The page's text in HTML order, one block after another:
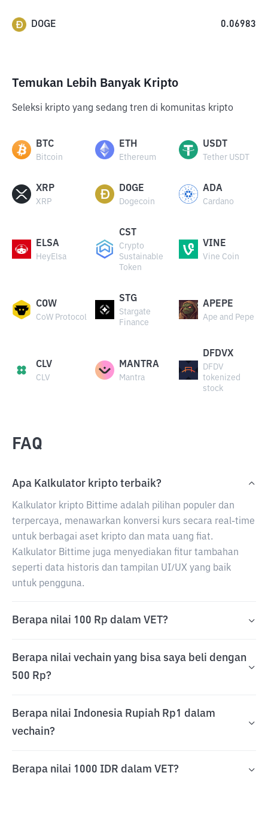
DOGE 0.06983
Temukan Lebih Banyak Kripto
Seleksi kripto yang sedang tren di komunitas kripto
BTC
Bitcoin
ETH
Ethereum
USDT
Tether USDT
XRP
XRP
DOGE
Dogecoin
ADA
Cardano
ELSA
HeyElsa
CST
Crypto
Sustainable
Token
VINE
Vine Coin
COW
CoW Protocol
STG
Stargate
Finance
APEPE
Ape and Pepe
CLV
CLV
MANTRA
Mantra
DFDVX
DFDV
tokenized
stock
FAQ
Apa Kalkulator kripto terbaik?
Kalkulator kripto Bittime adalah pilihan populer dan
terpercaya, menawarkan konversi kurs secara real-time
untuk berbagai aset kripto dan mata uang fiat.
Kalkulator Bittime juga menyediakan fitur tambahan
seperti data historis dan tampilan UI/UX yang baik
untuk pengguna.
Berapa nilai 100 Rp dalam VET?
Berapa nilai vechain yang bisa saya beli dengan
500 Rp?
Berapa nilai Indonesia Rupiah Rp1 dalam
vechain?
Berapa nilai 1000 IDR dalam VET?